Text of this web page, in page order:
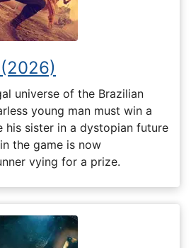
universe of the Brazilian
young man must win a
his sister in a dystopian future
the game is now
vying for a prize.